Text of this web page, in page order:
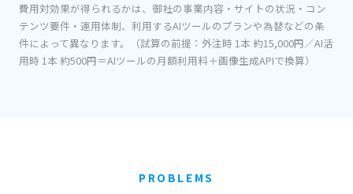
費用対効果が得られるかは、御社の事業内容・サイトの状況・コン
テンツ要件・運用体制、利用するAIツールのプランや為替などの条
件によって異なります。（試算の前提：外注時 1本 約15,000円／AI活
用時 1本 約500円＝AIツールの月額利用料＋画像生成APIで換算）
PROBLEMS